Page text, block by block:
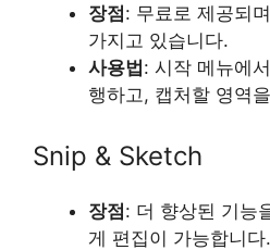
장점 : 무료로 제공되
가지고 있습니다.
사용법 : 시작 메뉴에
행하고, 캡처할 영역
Snip & Sketch
장점: 더 향상된 기능
게 편집이 가능합니다.